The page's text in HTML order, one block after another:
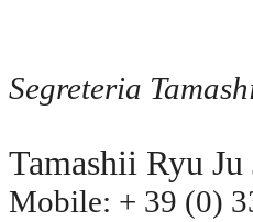
Segreteria
Tamashii Ryu
Mobile: + 39 (0)